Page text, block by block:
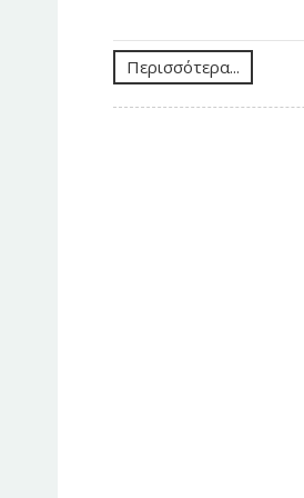
Περισσότερα...